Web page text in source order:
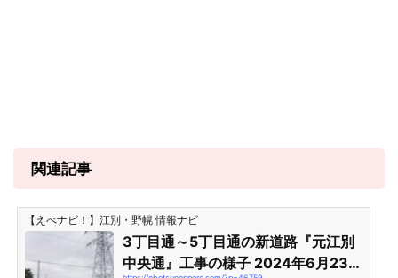
関連記事
【えべナビ！】江別・野幌 情報ナビ
3丁目通～5丁目通の新道路『元江別
中央通』工事の様子 2024年6月23日